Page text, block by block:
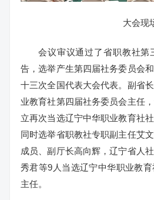
大会现
会议审议通过了省职教社第
告，选举产生第四届社务委员会
十三次全国代表大会代表。副省
业教育社第四届社务委员会主任
立再次当选辽宁中华职业教育社
同时选举省职教社专职副主任艾
成员、副厅长高向辉，辽宁省人
秀君等9人当选辽宁中华职业教
主任。